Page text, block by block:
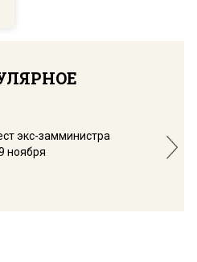
экс-замминистра
ноября